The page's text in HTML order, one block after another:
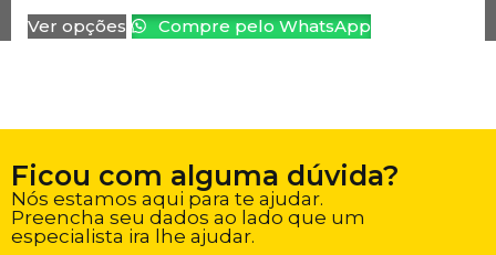
Ver opções Compre pelo WhatsApp
Ficou com alguma dúvida?
Nós estamos aqui para te ajudar.
Preencha seu dados ao lado que um
especialista ira lhe ajudar.